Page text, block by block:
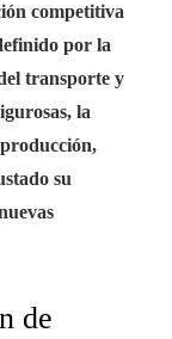
competitiva
por la
transporte y
la
su
de